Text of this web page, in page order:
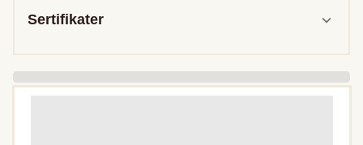
Sertifikater